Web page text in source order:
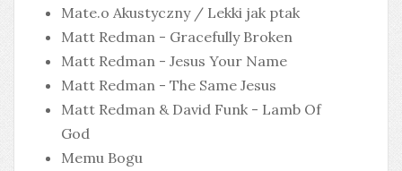
Mate.o Akustyczny / Lekki jak ptak
Matt Redman - Gracefully Broken
Matt Redman - Jesus Your Name
Matt Redman - The Same Jesus
Matt Redman & David Funk - Lamb Of
God
Memu Bogu